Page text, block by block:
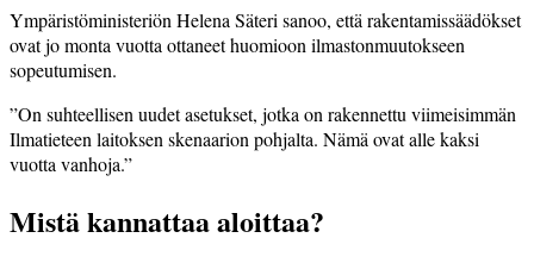
Ympäristöministeriön Helena Säteri sanoo, että rakentamissäädökset
ovat jo monta vuotta ottaneet huomioon ilmastonmuutokseen
sopeutumisen.
”On suhteellisen uudet asetukset, jotka on rakennettu viimeisimmän
Ilmatieteen laitoksen skenaarion pohjalta. Nämä ovat alle kaksi
vuotta vanhoja.”
Mistä kannattaa aloittaa?